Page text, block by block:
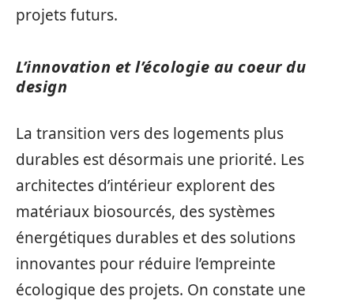
projets futurs.
L’innovation et l’écologie au coeur du
design
La transition vers des logements plus
durables est désormais une priorité. Les
architectes d’intérieur explorent des
matériaux biosourcés, des systèmes
énergétiques durables et des solutions
innovantes pour réduire l’empreinte
écologique des projets. On constate une